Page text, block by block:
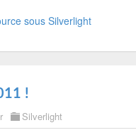
sous Silverlight
!
Silverlight